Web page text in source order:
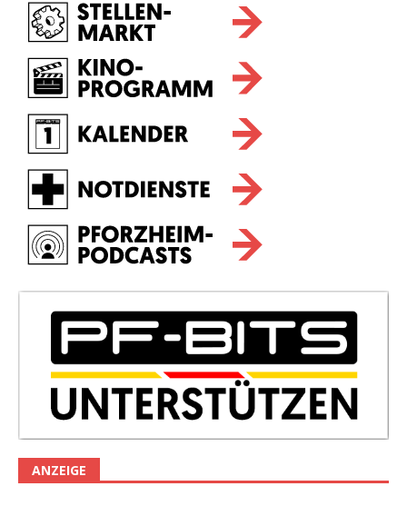
ANZEIGE